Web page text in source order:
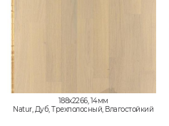
188x2266, 14мм
Natur, Дуб, Трехполосный, Влагостойкий